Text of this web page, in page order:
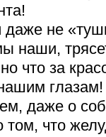
даже не
наши,
что за
даже о
что